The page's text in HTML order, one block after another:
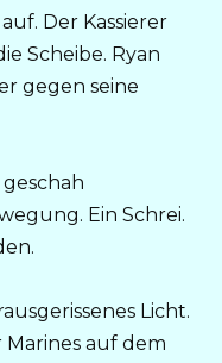
Der Kassierer
Scheibe. Ryan
gegen seine
Ein Schrei.
Licht.
auf dem